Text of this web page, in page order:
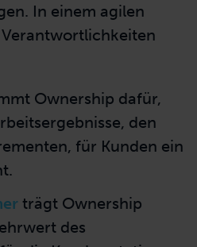
In einem agilen
Ownership dafür,
den
für Kunden ein
trägt Ownership
des